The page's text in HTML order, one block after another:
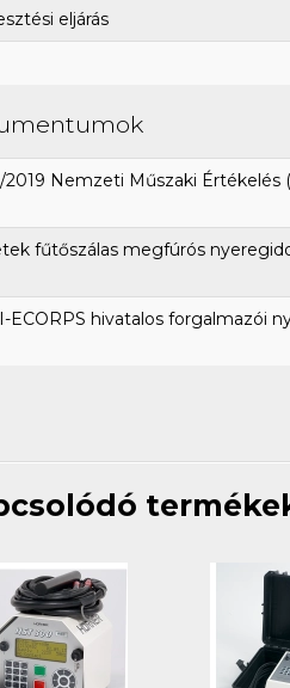
eljárás
Nemzeti Műszaki Értékelés
fűtőszálas megfúrós
ECORPS hivatalos forgalmazói